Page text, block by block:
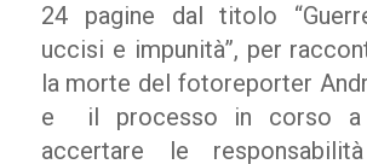
24 pagine dal titolo
uccisi e impunità”, per
la morte del fotoreporter
e il processo in corso a
accertare le